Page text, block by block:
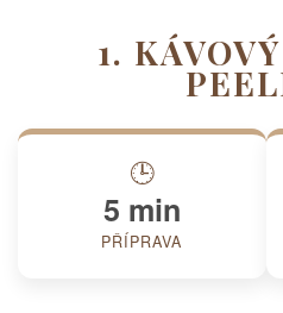
1.
🕒
5 min
PŘÍPRAVA